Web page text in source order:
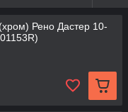
Рено Дастер 10-